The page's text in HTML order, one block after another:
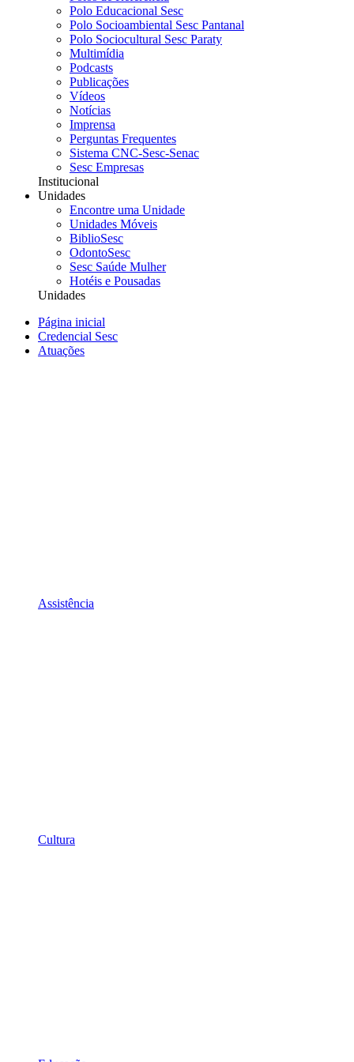
Polo Educacional Sesc
Polo Socioambiental Sesc Pantanal
Polo Sociocultural Sesc Paraty
Multimídia
Podcasts
Publicações
Vídeos
Notícias
Imprensa
Perguntas Frequentes
Sistema CNC-Sesc-Senac
Sesc Empresas
Institucional
Unidades
Encontre uma Unidade
Unidades Móveis
BiblioSesc
OdontoSesc
Sesc Saúde Mulher
Hotéis e Pousadas
Unidades
Página inicial
Credencial Sesc
Atuações
Assistência
Cultura